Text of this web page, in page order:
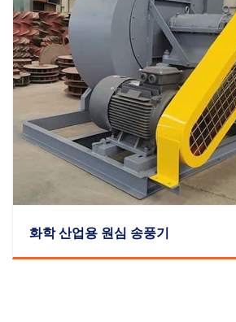
화학 산업용 원심 송풍기